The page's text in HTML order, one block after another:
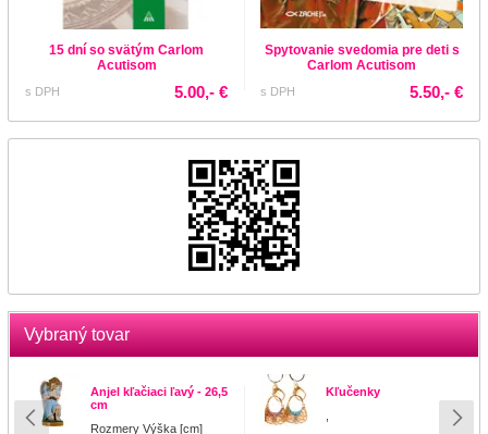
15 dní so svätým Carlom
Acutisom
s DPH 5.00,- €
Spytovanie svedomia pre deti s
Carlom Acutisom
s DPH 5.50,- €
Vybraný tovar
Anjel kľačiaci ľavý - 26,5
cm
Rozmery Výška [cm]
Kľučenky